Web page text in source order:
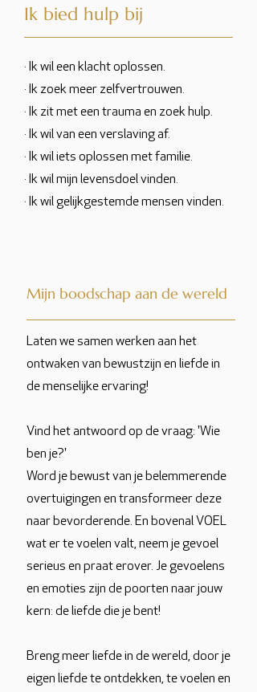
Ik bied hulp bij
· Ik wil een klacht oplossen.
· Ik zoek meer zelfvertrouwen.
· Ik zit met een trauma en zoek hulp.
· Ik wil van een verslaving af.
· Ik wil iets oplossen met familie.
· Ik wil mijn levensdoel vinden.
· Ik wil gelijkgestemde mensen vinden.
Mijn boodschap aan de wereld
Laten we samen werken aan het
ontwaken van bewustzijn en liefde in
de menselijke ervaring!
Vind het antwoord op de vraag: 'Wie
ben je?'
Word je bewust van je belemmerende
overtuigingen en transformeer deze
naar bevorderende. En bovenal VOEL
wat er te voelen valt, neem je gevoel
serieus en praat erover. Je gevoelens
en emoties zijn de poorten naar jouw
kern: de liefde die je bent!
Breng meer liefde in de wereld, door je
eigen liefde te ontdekken, te voelen en